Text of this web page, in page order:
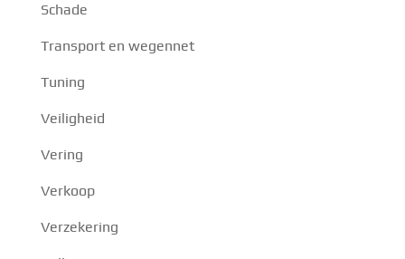
Schade
Transport en wegennet
Tuning
Veiligheid
Vering
Verkoop
Verzekering